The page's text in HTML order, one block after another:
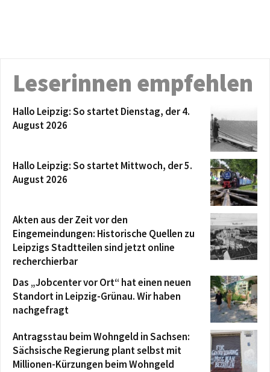
Leserinnen empfehlen
Hallo Leipzig: So startet Dienstag, der 4.
August 2026
Hallo Leipzig: So startet Mittwoch, der 5.
August 2026
Akten aus der Zeit vor den
Eingemeindungen: Historische Quellen zu
Leipzigs Stadtteilen sind jetzt online
recherchierbar
Das „Jobcenter vor Ort“ hat einen neuen
Standort in Leipzig-Grünau. Wir haben
nachgefragt
Antragsstau beim Wohngeld in Sachsen:
Sächsische Regierung plant selbst mit
Millionen-Kürzungen beim Wohngeld